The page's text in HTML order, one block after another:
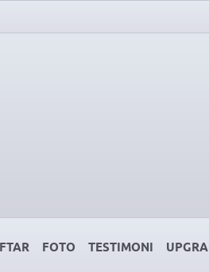
FOTO TESTIMONI